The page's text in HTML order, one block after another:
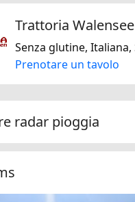
Trattoria Walensee
Prenotare un tavolo
radar pioggia